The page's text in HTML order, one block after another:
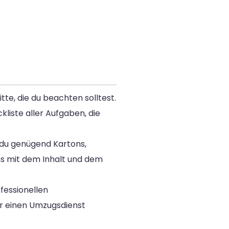
die du beachten solltest.
aller Aufgaben, die
genügend Kartons,
mit dem Inhalt und dem
Umzugsdienst